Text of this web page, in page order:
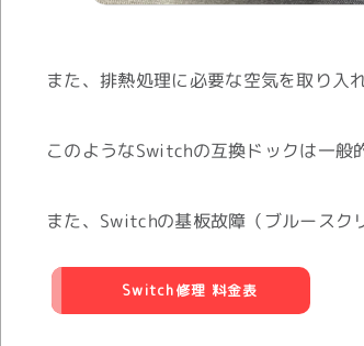
また、排熱処理に必要な空気を取り入
このようなSwitchの互換ドックは一般
また、Switchの基板故障（ブルースク
Switch修理 料金表